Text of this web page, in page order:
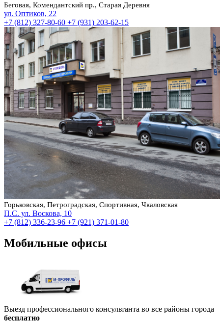
Беговая, Комендантский пр., Старая Деревня
ул. Оптиков, 22
+7 (812) 327-80-60 +7 (931) 203-62-15
Горьковская, Петроградская, Спортивная, Чкаловская
П.С. ул. Воскова, 10
+7 (812) 336-23-96 +7 (921) 371-01-80
Мобильные офисы
Выезд профессионального консультанта во все районы города
бесплатно